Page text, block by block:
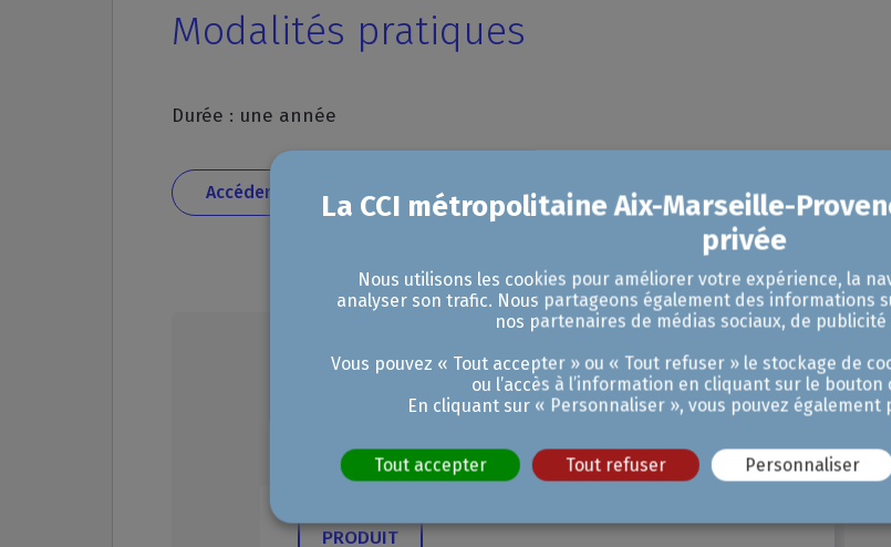
Modalités pratiques
Durée : une année
Accéder à TransEntreprises
Vous pourriez aussi être
intéressé(e) par
PRODUIT
Nous utilisons les cookies pour améliorer votre expérience, la
analyser son trafic. Nous partageons également des informations
nos partenaires de médias sociaux, de publicité
Vous pouvez « Tout accepter » ou « Tout refuser » le stockage de
ou l’accès à l’information en cliquant sur le
En cliquant sur « Personnaliser », vous pouvez
Tout accepter Tout refuser Personnaliser